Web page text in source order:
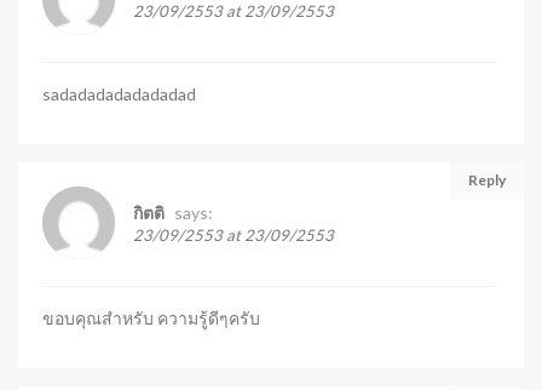
23/09/2553 at 23/09/2553
sadadadadadadadad
Reply
กิตติ says:
23/09/2553 at 23/09/2553
ขอบคุณสำหรับ ความรู้ดีๆครับ